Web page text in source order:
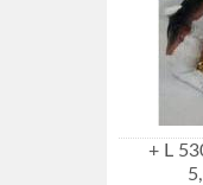
+ L